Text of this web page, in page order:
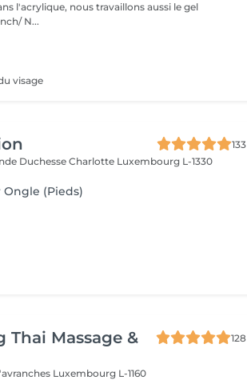
l'acrylique, nous travaillons aussi le gel
N...
visage
133
Duchesse Charlotte Luxembourg L-1330
Ongle (Pieds)
Thai Massage &
128
Luxembourg L-1160